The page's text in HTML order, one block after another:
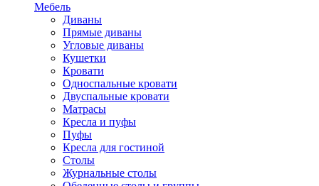
Мебель
Диваны
Прямые диваны
Угловые диваны
Кушетки
Кровати
Односпальные кровати
Двуспальные кровати
Матрасы
Кресла и пуфы
Пуфы
Кресла для гостиной
Столы
Журнальные столы